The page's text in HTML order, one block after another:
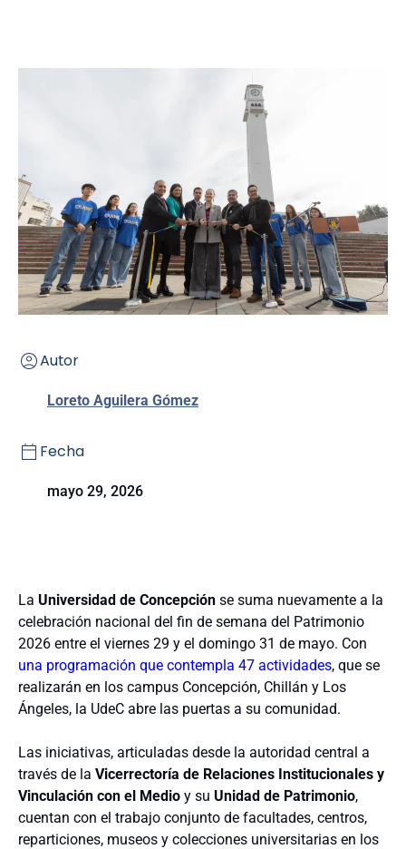
Autor
Loreto Aguilera Gómez
Fecha
mayo 29, 2026
La Universidad de Concepción se suma nuevamente a la
celebración nacional del fin de semana del Patrimonio
2026 entre el viernes 29 y el domingo 31 de mayo. Con
una programación que contempla 47 actividades, que se
realizarán en los campus Concepción, Chillán y Los
Ángeles, la UdeC abre las puertas a su comunidad.
Las iniciativas, articuladas desde la autoridad central a
través de la Vicerrectoría de Relaciones Institucionales y
Vinculación con el Medio y su Unidad de Patrimonio,
cuentan con el trabajo conjunto de facultades, centros,
reparticiones, museos y colecciones universitarias en los